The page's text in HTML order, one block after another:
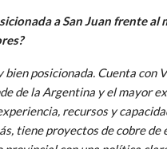
a San Juan frente al
bien posicionada. Cuenta con
de la Argentina y el mayor
recursos y
tiene proyectos de cobre de